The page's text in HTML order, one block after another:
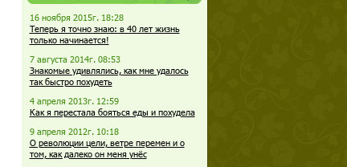
16 ноября 2015г. 18:28
Теперь я точно знаю: в 40 лет жизнь
только начинается!
7 августа 2014г. 08:53
Знакомые удивлялись, как мне удалось
так быстро похудеть
4 апреля 2013г. 12:59
Как я перестала бояться еды и похудела
9 апреля 2012г. 10:18
О революции цели, ветре перемен и о
том, как далеко он меня унёс